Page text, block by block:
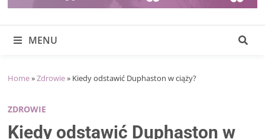
MENU
Home»Zdrowie» Kiedy odstawić Duphaston w ciąży?
ZDROWIE
Kiedy odstawić Duphaston w